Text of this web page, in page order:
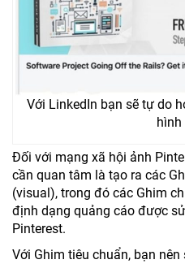
Với LinkedIn bạn sẽ tự do
hình
Đối với mạng xã hội ảnh
cần quan tâm là tạo ra các
(visual), trong đó các Ghim
định dạng quảng cáo được
Pinterest.
Với Ghim tiêu chuẩn, bạn